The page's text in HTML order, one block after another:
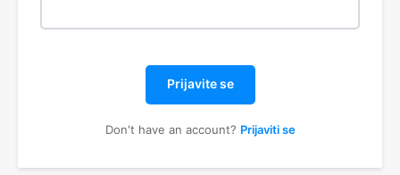
Prijavite se
Don't have an account? Prijaviti se